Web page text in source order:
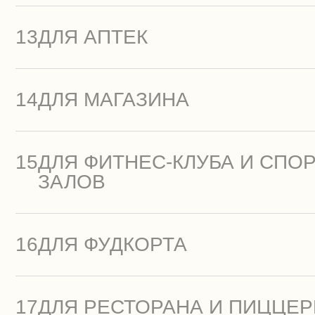
13ДЛЯ АПТЕК
14ДЛЯ МАГАЗИНА
15ДЛЯ ФИТНЕС-КЛУБА И
ЗАЛОВ
16ДЛЯ ФУДКОРТА
17ДЛЯ РЕСТОРАНА И